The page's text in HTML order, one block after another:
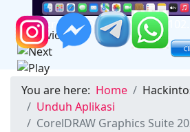
Microsoft Office 2024 v16.102.1
You are here: Home
Unduh Aplikasi
CorelDRAW Graphics Suite